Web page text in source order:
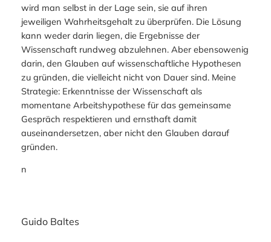
wird man selbst in der Lage sein, sie auf ihren
jeweiligen Wahrheitsgehalt zu überprüfen. Die Lösung
kann weder darin liegen, die Ergebnisse der
Wissenschaft rundweg abzulehnen. Aber ebensowenig
darin, den Glauben auf wissenschaftliche Hypothesen
zu gründen, die vielleicht nicht von Dauer sind. Meine
Strategie: Erkenntnisse der Wissenschaft als
momentane Arbeitshypothese für das gemeinsame
Gespräch respektieren und ernsthaft damit
auseinandersetzen, aber nicht den Glauben darauf
gründen.
n
Guido Baltes